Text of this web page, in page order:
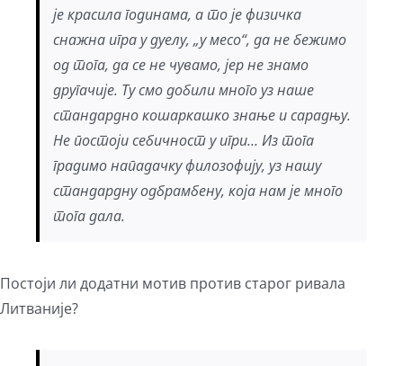
је красила годинама, а то је физичка
снажна игра у дуелу, „у месо“, да не бежимо
од тога, да се не чувамо, јер не знамо
другачије. Ту смо добили много уз наше
стандардно кошаркашко знање и сарадњу.
Не постоји себичност у игри… Из тога
градимо нападачку филозофију, уз нашу
стандардну одбрамбену, која нам је много
тога дала.
Постоји ли додатни мотив против старог ривала
Литваније?